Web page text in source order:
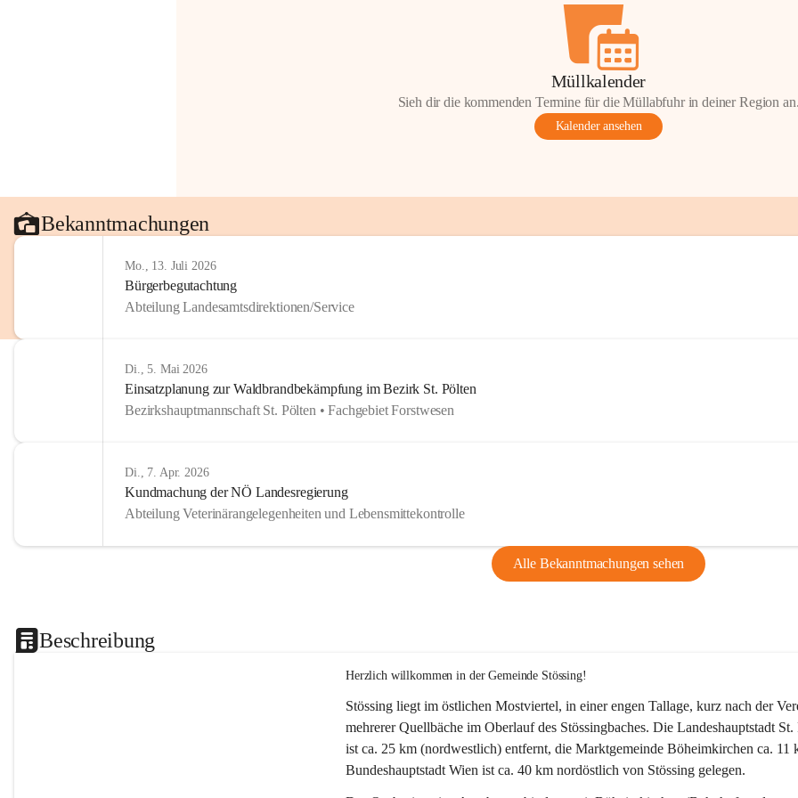
Müllkalender
Sieh dir die kommenden Termine für die Müllabfuhr in deiner Region
Kalender ansehen
Bekanntmachungen
Mo., 13. Juli 2026
Bürgerbegutachtung
Abteilung Landesamtsdirektionen/Service
Di., 5. Mai 2026
Einsatzplanung zur Waldbrandbekämpfung im Bezirk St. Pölten
Bezirkshauptmannschaft St. Pölten • Fachgebiet Forstwesen
Di., 7. Apr. 2026
Kundmachung der NÖ Landesregierung
Abteilung Veterinärangelegenheiten und Lebensmittekontrolle
Alle Bekanntmachungen sehen
Beschreibung
Herzlich willkommen in der Gemeinde Stössing!
Stössing liegt im östlichen Mostviertel, in einer engen Tallage, kurz nach der
mehrerer Quellbäche im Oberlauf des Stössingbaches. Die Landeshauptstadt
ist ca. 25 km (nordwestlich) entfernt, die Marktgemeinde Böheimkirchen ca.
Bundeshauptstadt Wien ist ca. 40 km nordöstlich von Stössing gelegen.